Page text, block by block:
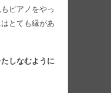
ピアノをやっ
とても縁があ
しなむように